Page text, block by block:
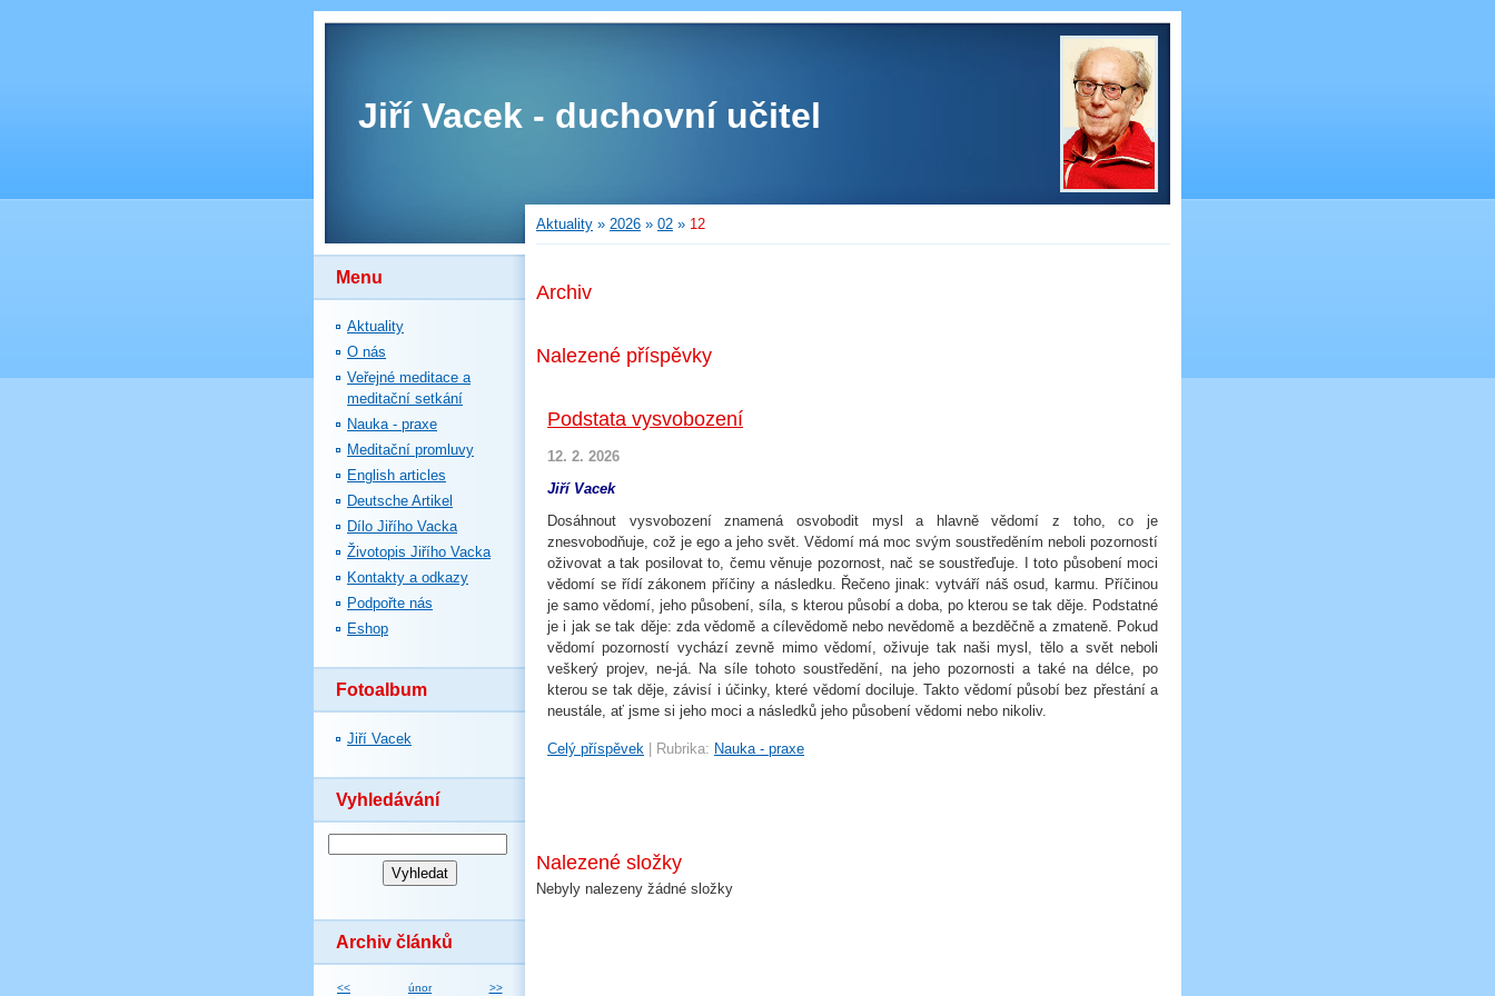
Jiří Vacek - duchovní učitel
Menu
Aktuality
O nás
Veřejné meditace a
meditační setkání
Nauka - praxe
Meditační promluvy
English articles
Deutsche Artikel
Dílo Jiřího Vacka
Životopis Jiřího Vacka
Kontakty a odkazy
Podpořte nás
Eshop
Fotoalbum
Jiří Vacek
Vyhledávání
Archiv článků
<< únor >>
Aktuality » 2026 » 02 » 12
Archiv
Nalezené příspěvky
Podstata vysvobození
12. 2. 2026
Jiří Vacek
Dosáhnout vysvobození znamená osvobodit mysl a hlavně vědomí z toho, co je
znesvobodňuje, což je ego a jeho svět. Vědomí má moc svým soustředěním neboli pozorností
oživovat a tak posilovat to, čemu věnuje pozornost, nač se soustřeďuje. I toto působení moci
vědomí se řídí zákonem příčiny a následku. Řečeno jinak: vytváří náš osud, karmu. Příčinou
je samo vědomí, jeho působení, síla, s kterou působí a doba, po kterou se tak děje. Podstatné
je i jak se tak děje: zda vědomě a cílevědomě nebo nevědomě a bezděčně a zmateně. Pokud
vědomí pozorností vychází zevně mimo vědomí, oživuje tak naši mysl, tělo a svět neboli
veškerý projev, ne-já. Na síle tohoto soustředění, na jeho pozornosti a také na délce, po
kterou se tak děje, závisí i účinky, které vědomí dociluje. Takto vědomí působí bez přestání a
neustále, ať jsme si jeho moci a následků jeho působení vědomi nebo nikoliv.
Celý příspěvek Rubrika: Nauka - praxe
Nalezené složky
Nebyly nalezeny žádné složky